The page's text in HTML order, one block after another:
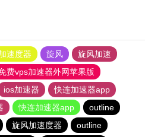
速度器 旋风
旋风加速
费vps加速器外网苹果版
ios加速器
快连加速器app
快连加速器app
outline
旋风加速度器 outline